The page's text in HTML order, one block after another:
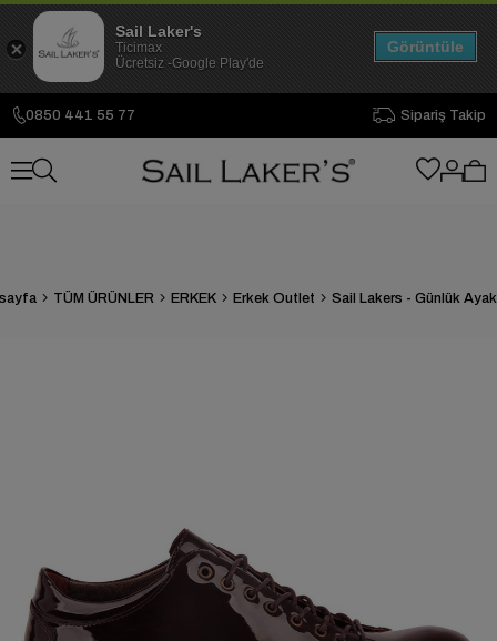
0850 441 55 77 Sipariş Takip
TÜM ÜRÜNLER ERKEK Erkek Outlet Sail Lakers - Günlük
Sail Laker's
Ticimax
Ücretsiz -Google Play'de
Görüntüle